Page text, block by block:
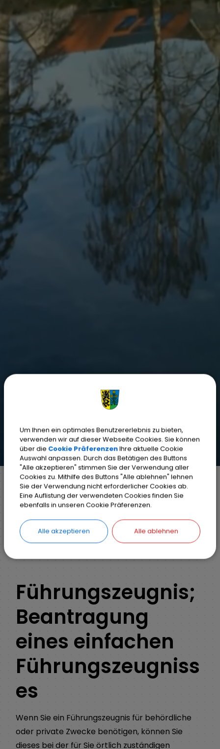
Markt Weisendorf Bürgerinfo
Rathaus
Ihr Anliegen
Detail
ZURÜCK
Führungszeugnis;
Beantragung
eines einfachen
Führungszeugniss
es
Wenn Sie ein Führungszeugnis für behördliche
oder private Zwecke benötigen, können Sie
dieses bei der für Sie örtlich zuständigen
Um Ihnen ein optimales Benutzererlebnis zu bieten,
verwenden wir auf dieser Webseite Cookies. Sie können
über die Cookie PräferenzenIhre aktuelle Cookie
Auswahl anpassen. Durch das Betätigen des Buttons
"Alle akzeptieren" stimmen Sie der Verwendung aller
Cookies zu. Mithilfe des Buttons "Alle ablehnen" lehnen
Sie der Verwendung nicht erforderlicher Cookies ab.
Eine Auflistung der verwendeten Cookies finden Sie
ebenfalls in unseren Cookie Präferenzen.
Alle akzeptieren Alle ablehnen